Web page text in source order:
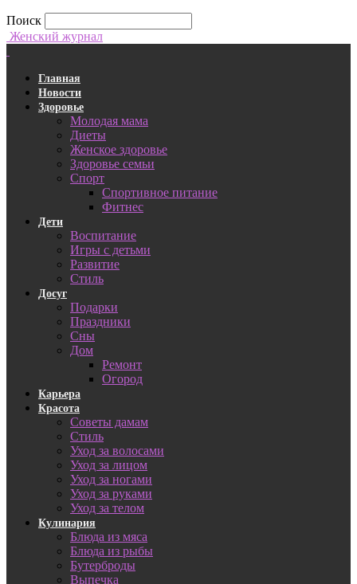
Поиск
Женский журнал
Главная
Новости
Здоровье
Молодая мама
Диеты
Женское здоровье
Здоровье семьи
Спорт
Спортивное питание
Фитнес
Дети
Воспитание
Игры с детьми
Развитие
Стиль
Досуг
Подарки
Праздники
Сны
Дом
Ремонт
Огород
Карьера
Красота
Советы дамам
Стиль
Уход за волосами
Уход за лицом
Уход за ногами
Уход за руками
Уход за телом
Кулинария
Блюда из мяса
Блюда из рыбы
Бутерброды
Выпечка